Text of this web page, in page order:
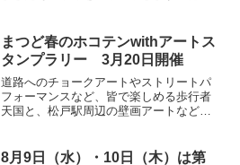
00終了）【会 場】松戸市文化ホール4
階...
まつど春のホコテンwithアートス
タンプラリー 3月20日開催
道路へのチョークアートやストリートパ
フォーマンスなど、皆で楽しめる歩行者
天国と、松戸駅周辺の壁画アートなどを
（水曜・祝日） 11時から16時まで※小
8月9日（水）・10日（木）は第